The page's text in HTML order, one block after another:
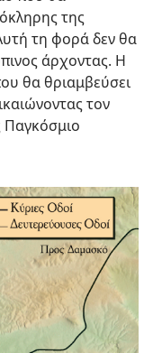
της
τη φορά δεν θα
άρχοντας. Η
θα θριαμβεύσει
τον